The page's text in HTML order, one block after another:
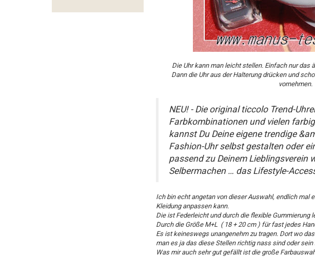
Die Uhr kann man leicht stellen. Einfach nur das
Dann die Uhr aus der Halterung drücken und
vornehmen.
NEU! - Die original ticcolo Trend-
Farbkombinationen und vielen
kannst Du Deine eigene trendige
Fashion-Uhr selbst gestalten oder
passend zu Deinem Lieblingsverein
Selbermachen … das Lifestyle-
Ich bin echt angetan von dieser Auswahl, endlich mal
Kleidung anpassen kann.
Die ist Federleicht und durch die flexible Gummierung
Durch die Größe M+L ( 18 + 20 cm ) für fast jedes
Es ist keineswegs unangenehm zu tragen. Dort wo
man es ja das diese Stellen richtig nass sind oder sein
Was mir auch sehr gut gefällt ist die große